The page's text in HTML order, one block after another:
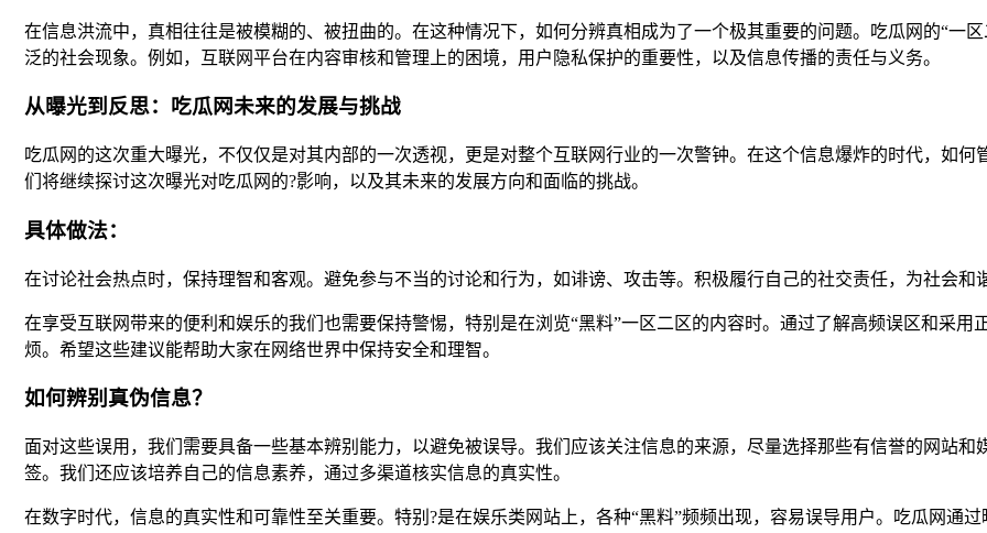
在信息洪流中，真相往往是被模糊的、被扭曲的。在这种情况下，如何分辨真相成为了一个极其重要的问题。吃瓜网的“一
泛的社会现象。例如，互联网平台在内容审核和管理上的困境，用户隐私保护的重要性，以及信息传播的责任与义务。
从曝光到反思：吃瓜网未来的发展与挑战
吃瓜网的这次重大曝光，不仅仅是对其内部的一次透视，更是对整个互联网行业的一次警钟。在这个信息爆炸的时代，如
们将继续探讨这次曝光对吃瓜网的?影响，以及其未来的发展方向和面临的挑战。
具体做法：
在讨论社会热点时，保持理智和客观。避免参与不当的讨论和行为，如诽谤、攻击等。积极履行自己的社交责任，为社会和
在享受互联网带来的便利和娱乐的我们也需要保持警惕，特别是在浏览“黑料”一区二区的内容时。通过了解高频误区和采
烦。希望这些建议能帮助大家在网络世界中保持安全和理智。
如何辨别真伪信息？
面对这些误用，我们需要具备一些基本辨别能力，以避免被误导。我们应该关注信息的来源，尽量选择那些有信誉的网站
签。我们还应该培养自己的信息素养，通过多渠道核实信息的真实性。
在数字时代，信息的真实性和可靠性至关重要。特别?是在娱乐类网站上，各种“黑料”频频出现，容易误导用户。吃瓜网通